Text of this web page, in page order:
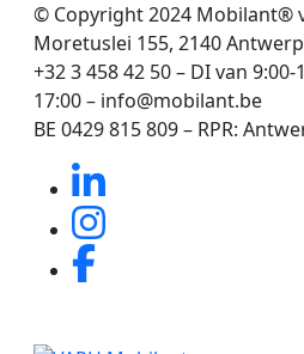
© Copyright 2024 Mobilant®
Moretuslei 155, 2140
+32 3 458 42 50 – DI van
17:00 – info@mobilant.be
BE 0429 815 809 – RPR: